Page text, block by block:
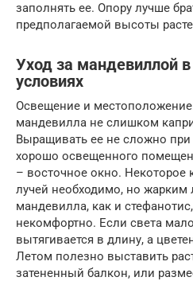
заполнять ее. Опору лучше
предполагаемой высоты
Уход за мандевиллой
условиях
Освещение и
мандевилла не слишком
Выращивать ее не сложно при
хорошо освещенного
– восточное окно. Некоторое
лучей необходимо, но
мандевилла, как и
некомфортно. Если света
вытягивается в длину, а
Летом полезно выставить
затененный балкон, или